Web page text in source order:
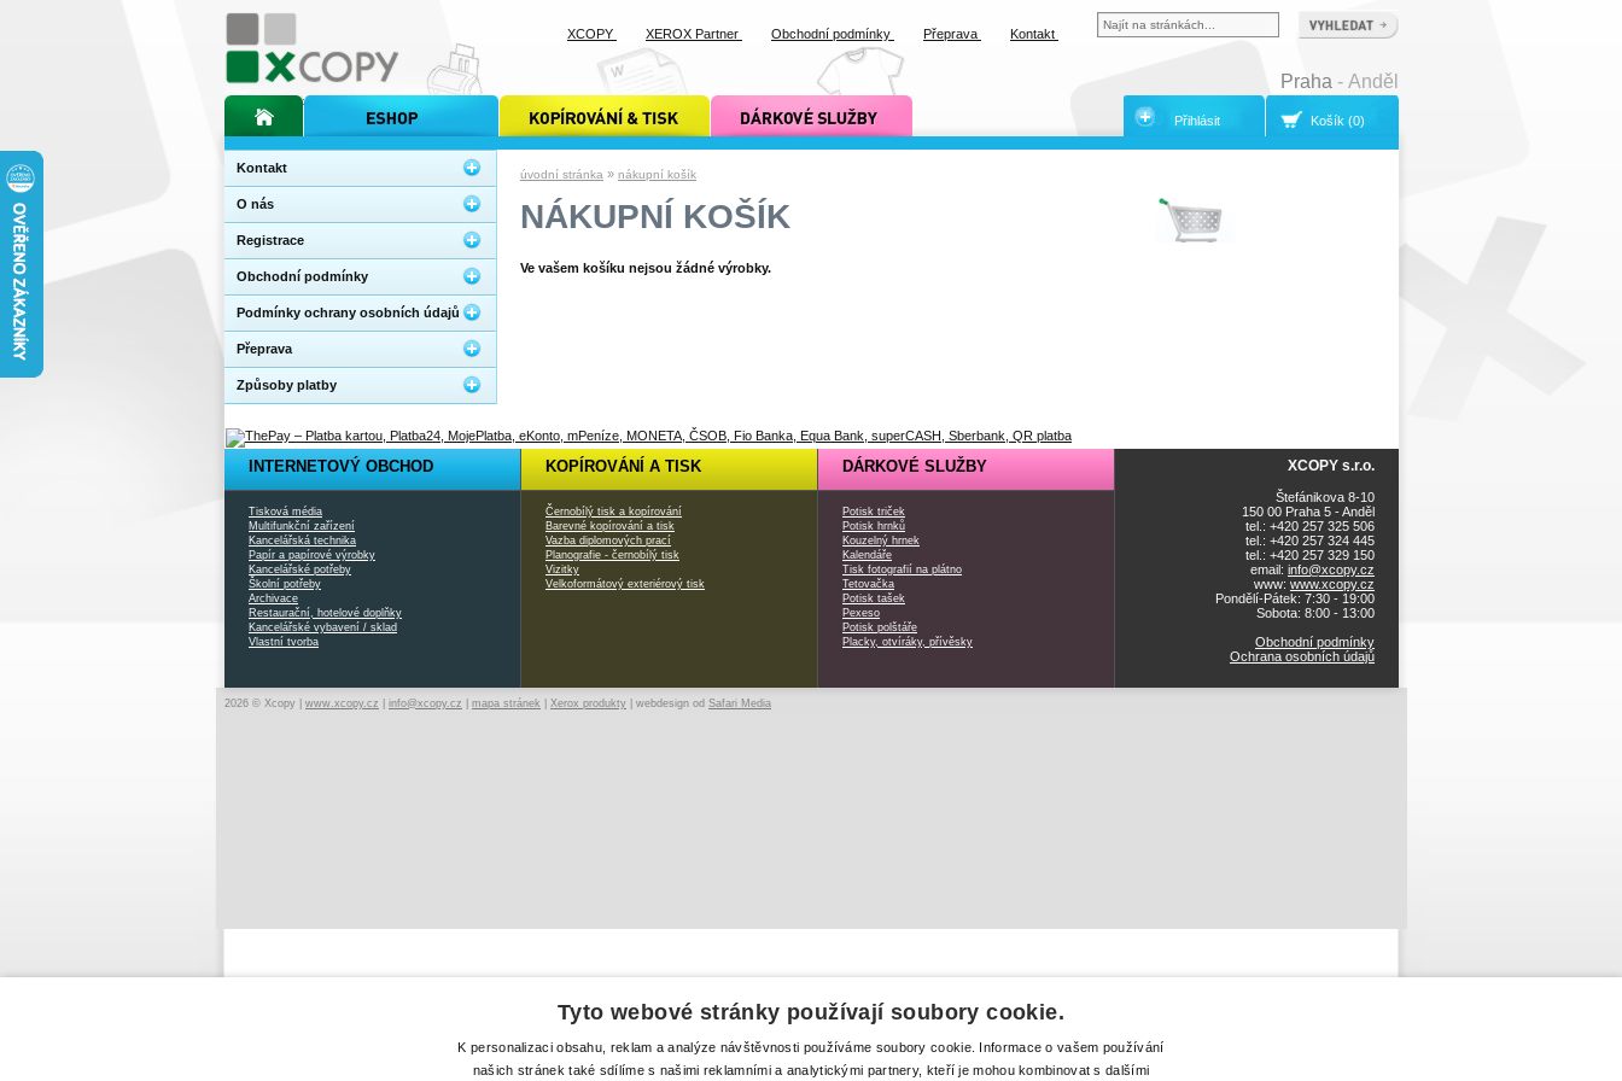
úvodní stránka » nákupní košík
NÁKUPNÍ KOŠÍK
Ve vašem košíku nejsou žádné výrobky.
Kontakt
O nás
Registrace
Obchodní podmínky
Podmínky ochrany osobních údajů
Přeprava
Způsoby platby
INTERNETOVÝ OBCHOD
Tisková média
Multifunkční zařízení
Kancelářská technika
Papír a papírové výrobky
Kancelářské potřeby
Školní potřeby
Archivace
Restaurační, hotelové doplňky
Kancelářské vybavení / sklad
Vlastní tvorba
KOPÍROVÁNÍ A TISK
Černobílý tisk a kopírování
Barevné kopírování a tisk
Vazba diplomových prací
Planografie - černobílý tisk
Vizitky
Velkoformátový exteriérový tisk
DÁRKOVÉ SLUŽBY
Potisk triček
Potisk hrnků
Kouzelný hrnek
Kalendáře
Tisk fotografií na plátno
Tetovačka
Potisk tašek
Pexeso
Potisk polštáře
Placky, otvíráky, přívěsky
XCOPY s.r.o.
Štefánikova 8-10
150 00 Praha 5 - Anděl
tel.: +420 257 325 506
tel.: +420 257 324 445
tel.: +420 257 329 150
email: info@xcopy.cz
www: www.xcopy.cz
Pondělí-Pátek: 7:30 - 19:00
Sobota: 8:00 - 13:00
Obchodní podmínky
Ochrana osobních údajů
2026 © Xcopy | www.xcopy.cz info@xcopy.cz mapa stránek Xerox produkty | webdesign od Safari Media
úvodní stránka xcopyinternetový obchod xcopy kopírování a tisk xcopy dárkové služby xcopy
XCOPY XEROX Partner Obchodní podmínky Přeprava Kontakt
Praha - Anděl
Košík (0)
Přihlásit
Tyto webové stránky používají soubory cookie.
K personalizaci obsahu, reklam a analýze návštěvnosti používáme soubory cookie. Informace o vašem používání
našich stránek také sdílíme s našimi reklamními a analytickými partnery, kteří je mohou kombinovat s dalšími